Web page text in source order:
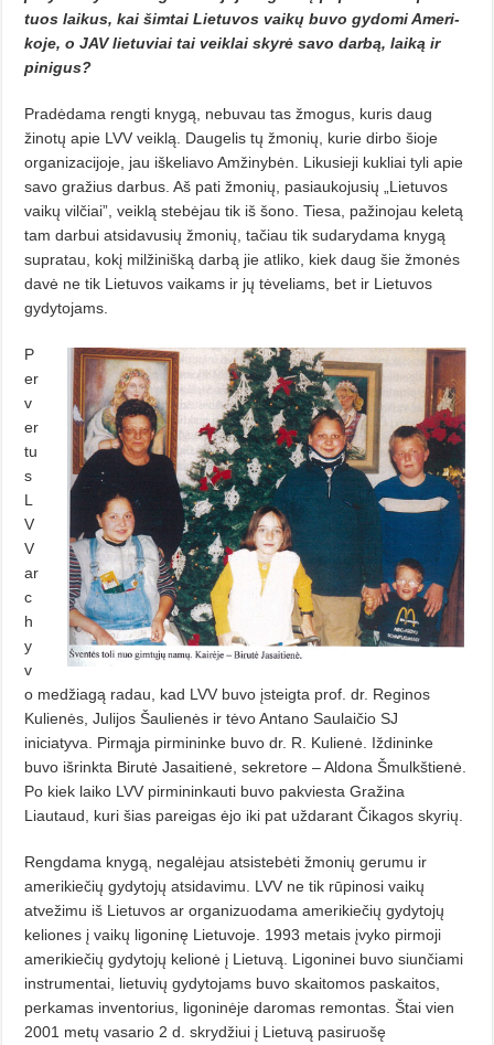
tuos laikus, kai šimtai Lie­­tuvos vaikų buvo gydomi Ameri­
koje, o JAV lietuviai tai veiklai skyrė savo darbą, laiką ir
pinigus?
Pradėdama rengti knygą, nebuvau tas žmogus, kuris daug
žinotų apie LVV veiklą. Daugelis tų žmonių, kurie dirbo šioje
organizacijoje, jau iškeliavo Amžinybėn. Likusieji kukliai tyli apie
savo gražius darbus. Aš pati žmonių, pasiaukojusių „Lietuvos
vaikų vilčiai”, veiklą stebėjau tik iš šono. Tiesa, pažinojau keletą
tam darbui atsidavusių žmonių, tačiau tik sudarydama knygą
supratau, kokį milžinišką darbą jie atliko, kiek daug šie žmonės
davė ne tik Lietuvos vaikams ir jų tėveliams, bet ir Lietuvos
gydytojams.
P
er
v
er
tu
s
L
V
V
ar
c
h
y
v
o medžiagą radau, kad LVV buvo įsteigta prof. dr. Reginos
Kulienės, Julijos Šaulienės ir tėvo Antano Saulaičio SJ
iniciatyva. Pirmąja pirmininke buvo dr. R. Kulienė. Iždininke
buvo išrinkta Birutė Jasaitienė, sekretore – Aldona Šmulkštienė.
Po kiek laiko LVV pirmininkauti buvo pakviesta Gražina
Liautaud, kuri šias pareigas ėjo iki pat uždarant Čikagos skyrių.
Rengdama knygą, negalėjau atsistebėti žmonių gerumu ir
amerikiečių gydytojų atsidavimu. LVV ne tik rūpinosi vaikų
atvežimu iš Lietuvos ar organizuodama amerikiečių gydytojų
keliones į vaikų ligoninę Lietuvoje. 1993 metais įvyko pirmoji
amerikiečių gydytojų kelionė į Lietuvą. Ligoninei buvo siunčiami
instrumentai, lietuvių gydytojams buvo skaitomos paskaitos,
perkamas inventorius, ligoninėje daromas remontas. Štai vien
2001 metų vasario 2 d. skrydžiui į Lietuvą pasiruošę